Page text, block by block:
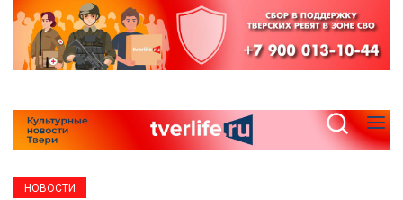
НОВОСТИ